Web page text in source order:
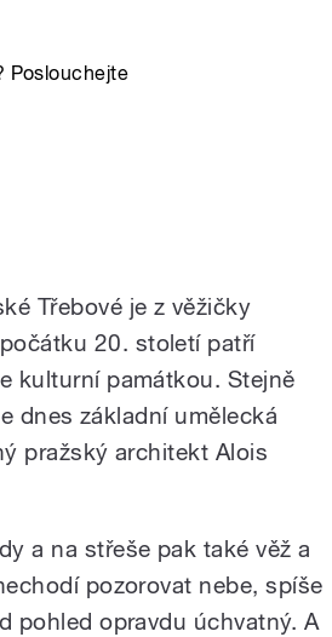
Poslouchejte
Třebové je z věžičky
20. století patří
kulturní památkou. Stejně
dnes základní umělecká
pražský architekt Alois
a na střeše pak také věž a
pozorovat nebe, spíše
pohled opravdu úchvatný. A